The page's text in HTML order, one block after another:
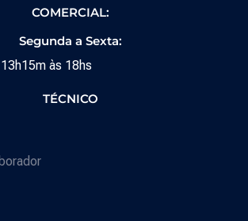
COMERCIAL:
Segunda a Sexta:
às 18hs
TÉCNICO